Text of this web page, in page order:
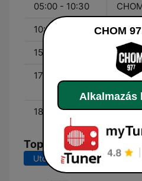
05:00 - 10:30
10:30 - 15:00
15:00 - 19:00
17:00 - 18:00
À La
18:00 - 20:00
Top dalok
Utolsó 7 nap Utolsó 30
CHOM
Alkalmazás